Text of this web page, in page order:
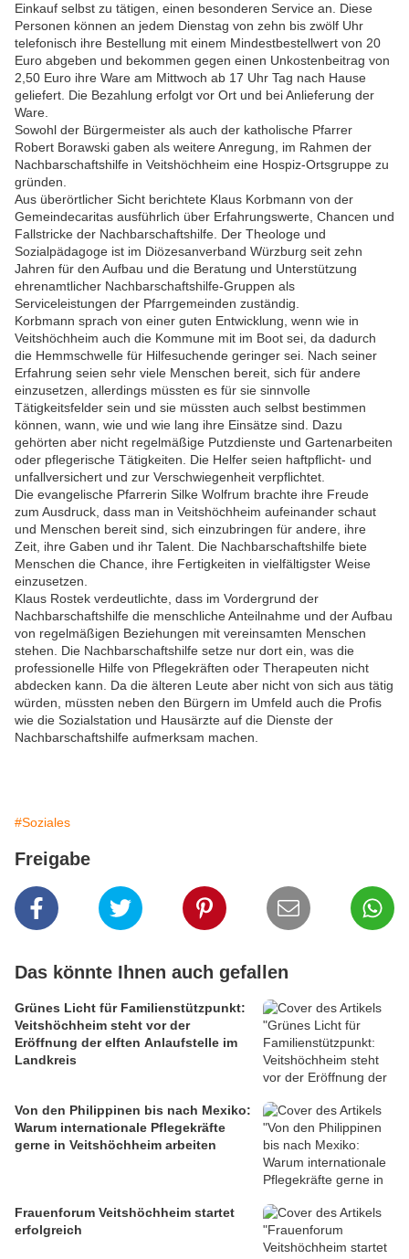
Einkauf selbst zu tätigen, einen besonderen Service an. Diese
Personen können an jedem Dienstag von zehn bis zwölf Uhr
telefonisch ihre Bestellung mit einem Mindestbestellwert von 20
Euro abgeben und bekommen gegen einen Unkostenbeitrag von
2,50 Euro ihre Ware am Mittwoch ab 17 Uhr Tag nach Hause
geliefert. Die Bezahlung erfolgt vor Ort und bei Anlieferung der
Ware.
Sowohl der Bürgermeister als auch der katholische Pfarrer
Robert Borawski gaben als weitere Anregung, im Rahmen der
Nachbarschaftshilfe in Veitshöchheim eine Hospiz-Ortsgruppe zu
gründen.
Aus überörtlicher Sicht berichtete Klaus Korbmann von der
Gemeindecaritas ausführlich über Erfahrungswerte, Chancen und
Fallstricke der Nachbarschaftshilfe. Der Theologe und
Sozialpädagoge ist im Diözesanverband Würzburg seit zehn
Jahren für den Aufbau und die Beratung und Unterstützung
ehrenamtlicher Nachbarschaftshilfe-Gruppen als
Serviceleistungen der Pfarrgemeinden zuständig.
Korbmann sprach von einer guten Entwicklung, wenn wie in
Veitshöchheim auch die Kommune mit im Boot sei, da dadurch
die Hemmschwelle für Hilfesuchende geringer sei. Nach seiner
Erfahrung seien sehr viele Menschen bereit, sich für andere
einzusetzen, allerdings müssten es für sie sinnvolle
Tätigkeitsfelder sein und sie müssten auch selbst bestimmen
können, wann, wie und wie lang ihre Einsätze sind. Dazu
gehörten aber nicht regelmäßige Putzdienste und Gartenarbeiten
oder pflegerische Tätigkeiten. Die Helfer seien haftpflicht- und
unfallversichert und zur Verschwiegenheit verpflichtet.
Die evangelische Pfarrerin Silke Wolfrum brachte ihre Freude
zum Ausdruck, dass man in Veitshöchheim aufeinander schaut
und Menschen bereit sind, sich einzubringen für andere, ihre
Zeit, ihre Gaben und ihr Talent. Die Nachbarschaftshilfe biete
Menschen die Chance, ihre Fertigkeiten in vielfältigster Weise
einzusetzen.
Klaus Rostek verdeutlichte, dass im Vordergrund der
Nachbarschaftshilfe die menschliche Anteilnahme und der Aufbau
von regelmäßigen Beziehungen mit vereinsamten Menschen
stehen. Die Nachbarschaftshilfe setze nur dort ein, was die
professionelle Hilfe von Pflegekräften oder Therapeuten nicht
abdecken kann. Da die älteren Leute aber nicht von sich aus tätig
würden, müssten neben den Bürgern im Umfeld auch die Profis
wie die Sozialstation und Hausärzte auf die Dienste der
Nachbarschaftshilfe aufmerksam machen.
#Soziales
Freigabe
Das könnte Ihnen auch gefallen
Grünes Licht für Familienstützpunkt:
Veitshöchheim steht vor der
Eröffnung der elften Anlaufstelle im
Landkreis
Von den Philippinen bis nach Mexiko:
Warum internationale Pflegekräfte
gerne in Veitshöchheim arbeiten
Frauenforum Veitshöchheim startet
erfolgreich